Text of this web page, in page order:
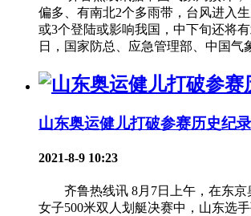
偏多、有南北2个多雨带，台风进入
或3个登陆或影响我国，中下旬还
日，国家防总、应急管理部、中国气
山东奥运健儿打破参赛历史纪录
2021-8-9 10:23
齐鲁热线讯 8月7日上午，在东京
女子500米双人划艇决赛中，山东选